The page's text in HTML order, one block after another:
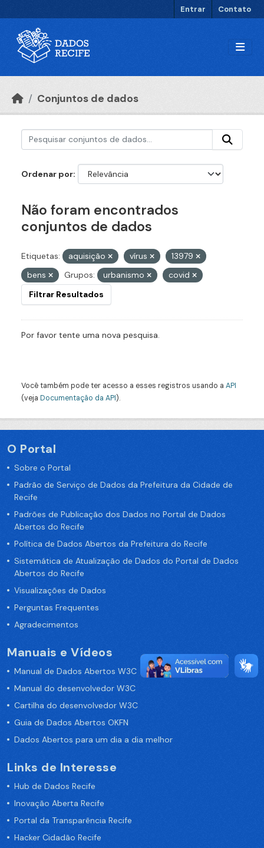
Entrar Contato
Conjuntos de dados
Ordenar por
Não foram encontrados
conjuntos de dados
Etiquetas: aquisição vírus
13979
bens
Grupos: urbanismo
covid
Filtrar Resultados
Por favor tente uma nova pesquisa.
Você também pode ter acesso a esses registros usando a API
(veja Documentação da API).
O Portal
Sobre o Portal
Padrão de Serviço de Dados da Prefeitura da Cidade de
Recife
Padrões de Publicação dos Dados no Portal de Dados
Abertos do Recife
Política de Dados Abertos da Prefeitura do Recife
Sistemática de Atualização de Dados do Portal de Dados
Abertos do Recife
Visualizações de Dados
Perguntas Frequentes
Agradecimentos
Manuais e Vídeos
Manual de Dados Abertos W3C
Manual do desenvolvedor W3C
Cartilha do desenvolvedor W3C
Guia de Dados Abertos OKFN
Dados Abertos para um dia a dia melhor
Links de Interesse
Hub de Dados Recife
Inovação Aberta Recife
Portal da Transparência Recife
Hacker Cidadão Recife